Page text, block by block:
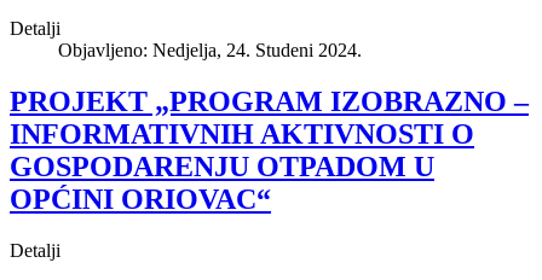
Detalji
Objavljeno: Nedjelja, 24. Studeni 2024.
PROJEKT „PROGRAM IZOBRAZNO –
INFORMATIVNIH AKTIVNOSTI O
GOSPODARENJU OTPADOM U
OPĆINI ORIOVAC“
Detalji